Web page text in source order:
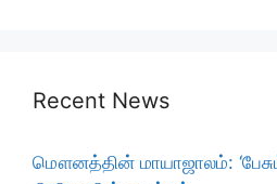
Recent News
மௌனத்தின் மாயாஜாலம்: